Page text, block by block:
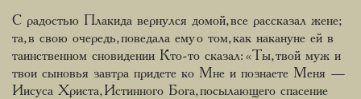
С радостью Плакида вернулся домой, все рассказал жене;
та, в свою очередь, поведала ему о том, как накануне ей в
таинственном сновидении Кто-то сказал: «Ты, твой муж и
твои сыновья завтра придете ко Мне и познаете Меня —
Иисуса Христа, Истинного Бога, посылающего спасение